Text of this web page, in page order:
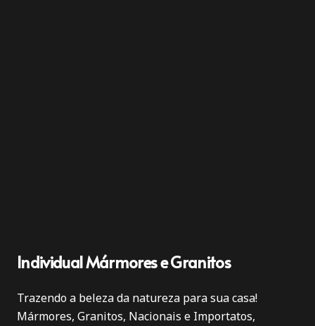
Individual Mármores e Granitos
Trazendo a beleza da natureza para sua casa!
Mármores, Granitos, Nacionais e Importatos,